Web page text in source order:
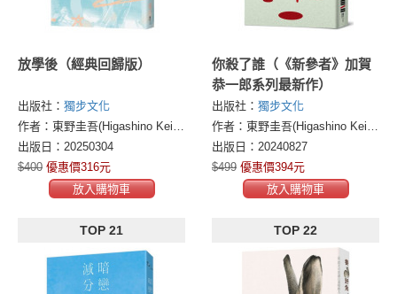
放學後（經典回歸版）
出版社： 獨步文化
作者：東野圭吾(Higashino Keigo)
出版日：20250304
$400 優惠價316元
放入購物車
你殺了誰（《新參者》加賀
恭一郎系列最新作）
出版社： 獨步文化
作者：東野圭吾(Higashino Keigo)
出版日：20240827
$499 優惠價394元
放入購物車
TOP 21 TOP 22